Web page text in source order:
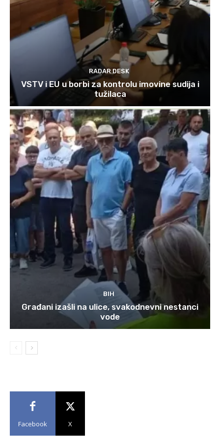
RADAR DESK
VSTV i EU u borbi za kontrolu imovine sudija i
tužilaca
BIH
Građani izašli na ulice, svakodnevni nestanci
vode
Facebook X